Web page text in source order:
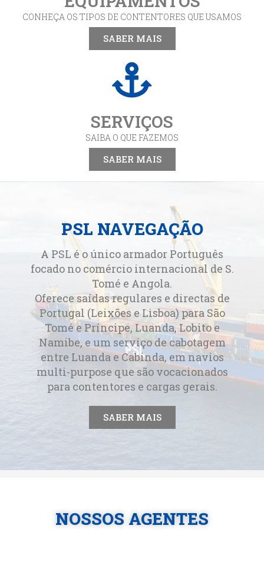
CONHEÇA OS TIPOS DE CONTENTORES QUE USAMOS
SABER MAIS
SERVIÇOS
SAIBA O QUE FAZEMOS
SABER MAIS
PSL NAVEGAÇÃO
A PSL é o único armador Português
focado no comércio internacional de S.
Tomé e Angola.
Oferece saídas regulares e directas de
Portugal (Leixões e Lisboa) para São
Tomé e Príncipe, Luanda, Lobito e
Namibe, e um serviço de cabotagem
entre Luanda e Cabinda, em navios
multi-purpose que são vocacionados
para contentores e cargas gerais.
SABER MAIS
NOSSOS AGENTES